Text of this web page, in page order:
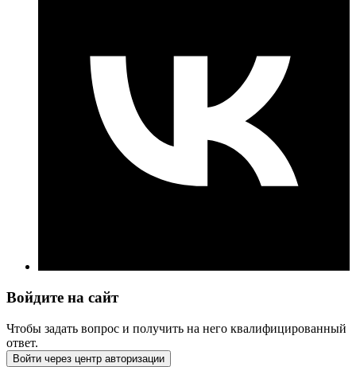
Войдите на сайт
Чтобы задать вопрос и получить на него квалифицированный
ответ.
Войти через центр авторизации